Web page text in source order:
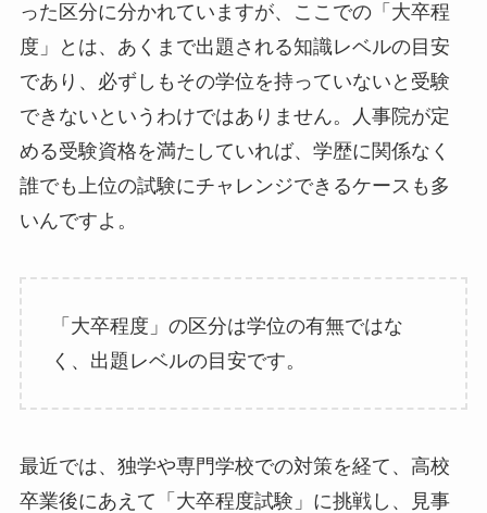
った区分に分かれていますが、ここでの「大卒程
度」とは、あくまで出題される知識レベルの目安
であり、必ずしもその学位を持っていないと受験
できないというわけではありません。人事院が定
める受験資格を満たしていれば、学歴に関係なく
誰でも上位の試験にチャレンジできるケースも多
いんですよ。
「大卒程度」の区分は学位の有無ではな
く、出題レベルの目安です。
最近では、独学や専門学校での対策を経て、高校
卒業後にあえて「大卒程度試験」に挑戦し、見事